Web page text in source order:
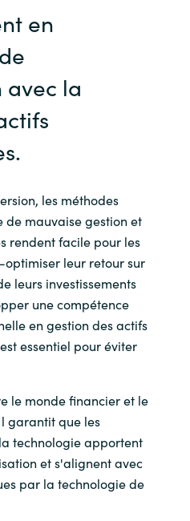
en
la
les méthodes
mauvaise gestion et
rendent facile pour les
leur retour sur
leurs investissements
une compétence
en gestion des actifs
essentiel pour éviter
le monde financier et le
garantit que les
technologie apportent
et s'alignent avec
par la technologie de